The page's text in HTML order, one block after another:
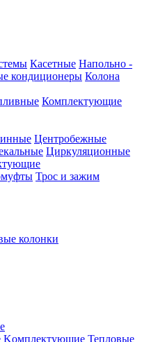
Касетные Напольно -
кондиционеры Колона
Комплектующие
Центробежные
Циркуляционные
Трос и зажим
колонки
Kомплектующие Тепловые